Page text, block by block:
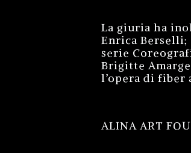
La giuria ha
Enrica Berselli;
serie
Brigitte
l’opera di fiber
ALINA ART